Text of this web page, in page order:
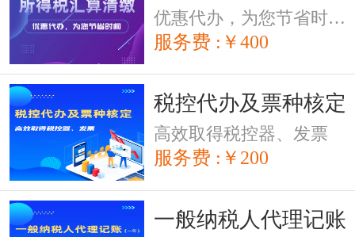
优惠代办，为您节省时间。
服务费 :￥400
税控代办及票种核定
高效取得税控器、发票
服务费 :￥200
一般纳税人代理记账